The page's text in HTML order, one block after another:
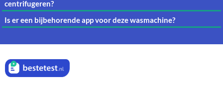
centrifugeren?
Is er een bijbehorende app voor deze wasmachine?